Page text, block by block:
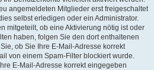
angemeldeten Mitglieder erst freigeschaltet
selbst erledigen oder ein Administrator.
mitgeteilt, ob eine Aktivierung nötig ist oder
haben, folgen Sie den dort enthaltenen
ob Sie Ihre E-Mail-Adresse korrekt
von einem Spam-Filter blockiert wurde.
E-Mail-Adresse korrekt eingegeben